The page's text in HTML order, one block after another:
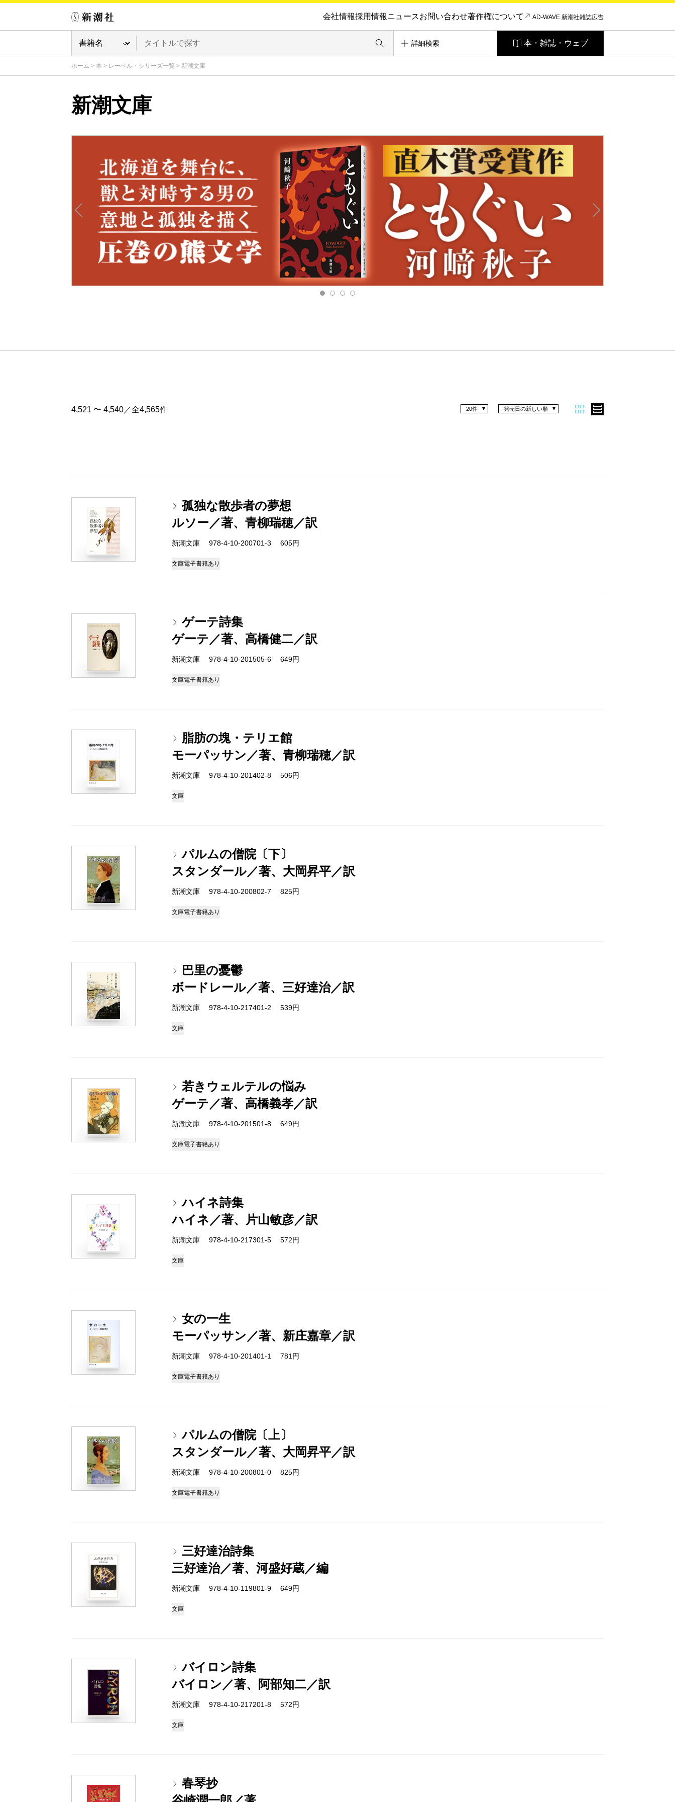
会社情報採用情報ニュースお問い合わせ著作権について AD-WAVE 新潮社雑誌広告
詳細検索 本・雑誌・ウェブ
ホーム > 本 > レーベル・シリーズ一覧 > 新潮文庫
新潮文庫
4,521 〜 4,540／全4,565件 発売日の新しい順
20件
孤独な散歩者の夢想
ルソー／著、青柳瑞穂／訳
新潮文庫 978-4-10-200701-3 605円
文庫電子書籍あり
ゲーテ詩集
ゲーテ／著、高橋健二／訳
新潮文庫 978-4-10-201505-6 649円
文庫電子書籍あり
脂肪の塊・テリエ館
モーパッサン／著、青柳瑞穂／訳
新潮文庫 978-4-10-201402-8 506円
文庫
パルムの僧院〔下〕
スタンダール／著、大岡昇平／訳
新潮文庫 978-4-10-200802-7 825円
文庫電子書籍あり
巴里の憂鬱
ボードレール／著、三好達治／訳
新潮文庫 978-4-10-217401-2 539円
文庫
若きウェルテルの悩み
ゲーテ／著、高橋義孝／訳
新潮文庫 978-4-10-201501-8 649円
文庫電子書籍あり
ハイネ詩集
ハイネ／著、片山敏彦／訳
新潮文庫 978-4-10-217301-5 572円
文庫
女の一生
モーパッサン／著、新庄嘉章／訳
新潮文庫 978-4-10-201401-1 781円
文庫電子書籍あり
パルムの僧院〔上〕
スタンダール／著、大岡昇平／訳
新潮文庫 978-4-10-200801-0 825円
文庫電子書籍あり
三好達治詩集
三好達治／著、河盛好蔵／編
新潮文庫 978-4-10-119801-9 649円
文庫
バイロン詩集
バイロン／著、阿部知二／訳
新潮文庫 978-4-10-217201-8 572円
文庫
春琴抄